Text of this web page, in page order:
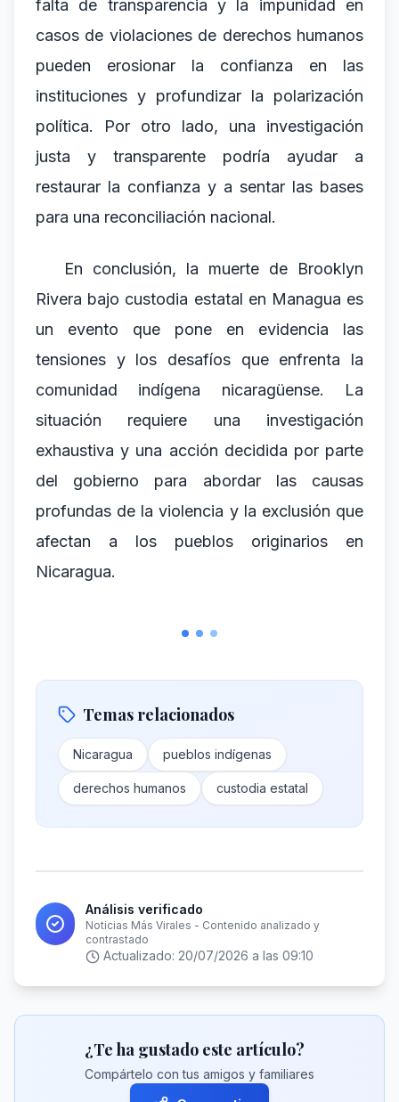
falta de transparencia y la impunidad en
casos de violaciones de derechos humanos
pueden erosionar la confianza en las
instituciones y profundizar la polarización
política. Por otro lado, una investigación
justa y transparente podría ayudar a
restaurar la confianza y a sentar las bases
para una reconciliación nacional.
En conclusión, la muerte de Brooklyn
Rivera bajo custodia estatal en Managua es
un evento que pone en evidencia las
tensiones y los desafíos que enfrenta la
comunidad indígena nicaragüense. La
situación requiere una investigación
exhaustiva y una acción decidida por parte
del gobierno para abordar las causas
profundas de la violencia y la exclusión que
afectan a los pueblos originarios en
Nicaragua.
Temas relacionados
Nicaragua pueblos indígenas
derechos humanos custodia estatal
Análisis verificado
Noticias Más Virales - Contenido analizado y
contrastado
Actualizado: 20/07/2026 a las 09:10
¿Te ha gustado este artículo?
Compártelo con tus amigos y familiares